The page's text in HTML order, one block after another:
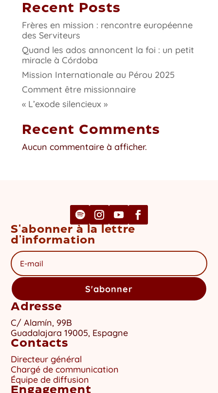
Recent Posts
Frères en mission : rencontre européenne
des Serviteurs
Quand les ados annoncent la foi : un petit
miracle à Córdoba
Mission Internationale au Pérou 2025
Comment être missionnaire
« L’exode silencieux »
Recent Comments
Aucun commentaire à afficher.
S'abonner à la lettre
d'information
S'abonner
Adresse
C/ Alamín, 99B
Guadalajara 19005, Espagne
Contacts
Directeur général
Chargé de communication
Équipe de diffusion
Engagement